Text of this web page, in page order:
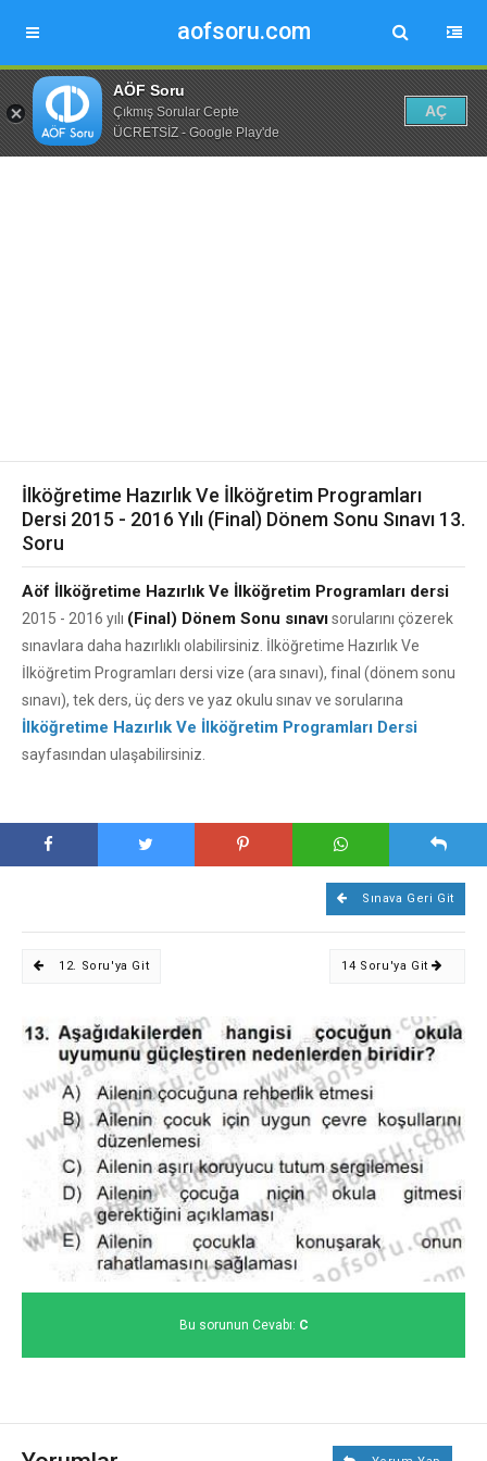
aofsoru.com
AÖF Soru
Çıkmış Sorular Cepte
ÜCRETSİZ - Google Play'de
AÇ
İlköğretime Hazırlık Ve İlköğretim Programları
Dersi 2015 - 2016 Yılı (Final) Dönem Sonu Sınavı 13.
Soru
Aöf İlköğretime Hazırlık Ve İlköğretim Programları dersi
2015 - 2016 yılı (Final) Dönem Sonu sınavısorularını çözerek
sınavlara daha hazırlıklı olabilirsiniz. İlköğretime Hazırlık Ve
İlköğretim Programları dersi vize (ara sınavı), final (dönem sonu
sınavı), tek ders, üç ders ve yaz okulu sınav ve sorularına
İlköğretime Hazırlık Ve İlköğretim Programları Dersi
sayfasından ulaşabilirsiniz.
Sınava Geri Git
12. Soru'ya Git 14 Soru'ya Git
Bu sorunun Cevabı: C